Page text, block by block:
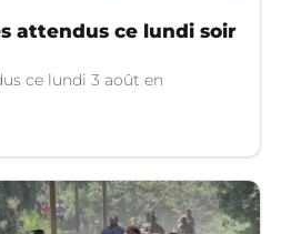
attendus ce lundi soir
ce lundi 3 août en